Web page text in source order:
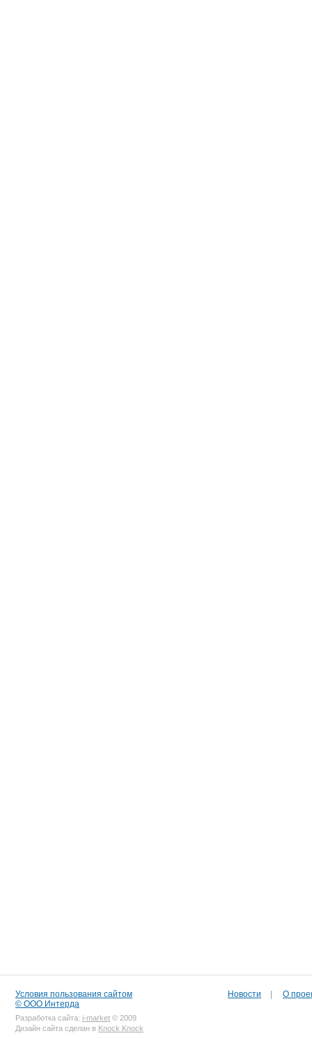
Условия пользования сайтом
© ООО Интерда
Разработка сайта: i-market © 2009
Дизайн сайта сделан в Knock Knock
Новости О